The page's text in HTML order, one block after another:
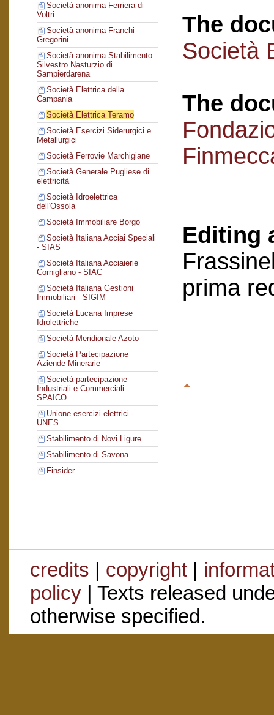
Società anonima Ferriera di
Voltri
Società anonima Franchi-
Gregorini
Società anonima Stabilimento
Silvestro Nasturzio di
Sampierdarena
Società Elettrica della
Campania
Società Elettrica Teramo
Società Esercizi Siderurgici e
Metallurgici
Società Ferrovie Marchigiane
Società Generale Pugliese di
elettricità
Società Idroelettrica
dell'Ossola
Società Immobiliare Borgo
Società Italiana Acciai Speciali
- SIAS
Società Italiana Acciaierie
Cornigliano - SIAC
Società Italiana Gestioni
Immobiliari - SIGIM
Società Lucana Imprese
Idrolettriche
Società Meridionale Azoto
Società Partecipazione
Aziende Minerarie
Società partecipazione
Industriali e Commerciali -
SPAICO
Unione esercizi elettrici -
UNES
Stabilimento di Novi Ligure
Stabilimento di Savona
Finsider
The
Società
The
Editing
prima
credits | copyright|
policy| Texts released
otherwise specified.